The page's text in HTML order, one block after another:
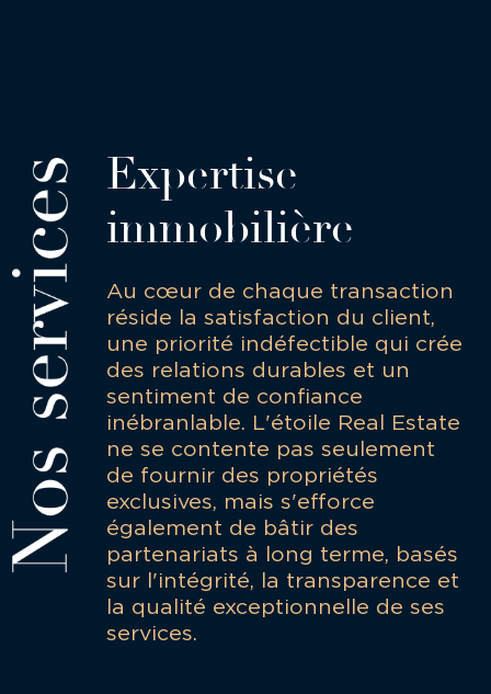
Expertise
immobilière
Au cœur de chaque transaction
réside la satisfaction du client,
une priorité indéfectible qui crée
des relations durables et un
sentiment de confiance
inébranlable. L'étoile Real Estate
ne se contente pas seulement
de fournir des propriétés
exclusives, mais s'efforce
également de bâtir des
partenariats à long terme, basés
sur l'intégrité, la transparence et
la qualité exceptionnelle de ses
services.